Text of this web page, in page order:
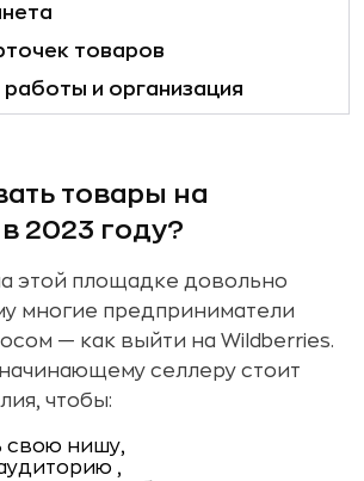
товаров
и организация
и недостатки
товары на
2023 году?
этой площадке довольно
многие предприниматели
— как выйти на Wildberries.
селлеру стоит
чтобы:
свою нишу,
,